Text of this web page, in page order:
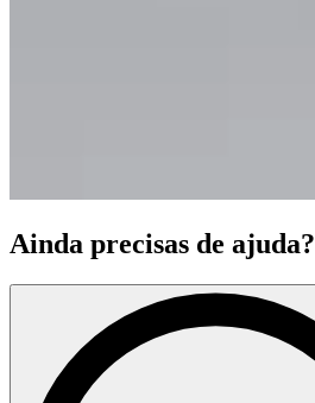
Ainda precisas de ajuda?